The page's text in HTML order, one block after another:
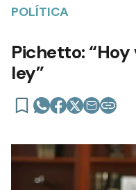
POLÍTICA
Pichetto:
ley”